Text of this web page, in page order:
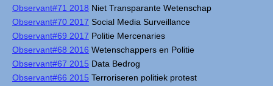
Observant#71 2018 Niet Transparante Wetenschap
Observant#70 2017 Social Media Surveillance
Observant#69 2017 Politie Mercenaries
Observant#68 2016 Wetenschappers en Politie
Observant#67 2015 Data Bedrog
Observant#66 2015 Terroriseren politiek protest